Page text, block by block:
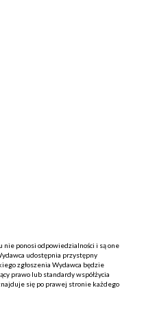
ponosi odpowiedzialności i są one
udostępnia przystępny
zgłoszenia Wydawca będzie
prawo lub standardy współżycia
się po prawej stronie każdego